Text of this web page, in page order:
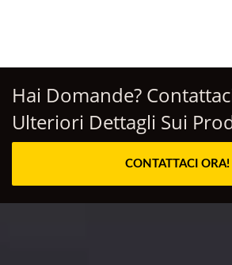
Hai Domande?
Ulteriori Dettagli Sui
CONTATTACI ORA!